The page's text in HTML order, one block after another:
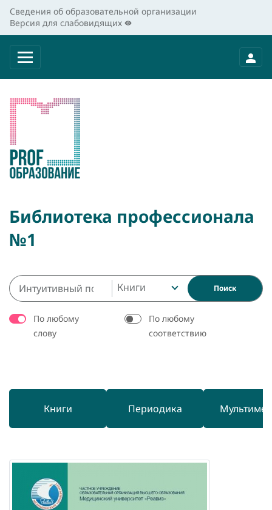
Сведения об образовательной организации
Версия для слабовидящих
Библиотека профессионала
№1
Книги Поиск
По любому
слову
По любому
соответствию
Книги Периодика